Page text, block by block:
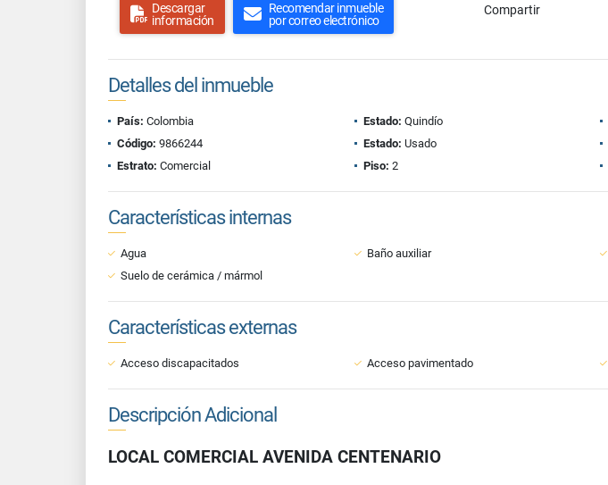
Descargar
información
Recomendar inmueble
por correo electrónico
Compartir
Detalles del inmueble
País: Colombia Estado: Quindío
Código: 9866244 Estado: Usado
Estrato: Comercial Piso: 2
Características internas
Agua Baño auxiliar
Suelo de cerámica / mármol
Características externas
Acceso discapacitados Acceso pavimentado
Descripción Adicional
LOCAL COMERCIAL AVENIDA CENTENARIO